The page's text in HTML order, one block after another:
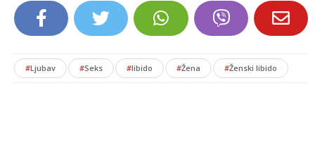
#Ljubav #Seks #libido #Žena #Ženski libido